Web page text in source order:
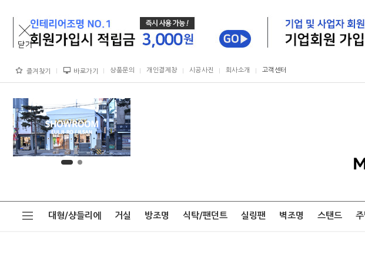
즐겨찾기 바로가기 상품문의 개인결제창 시공사진 회사소개 고객센터
대형/샹들리에 거실 방조명 식탁/팬던트 실링팬 벽조명 스탠드